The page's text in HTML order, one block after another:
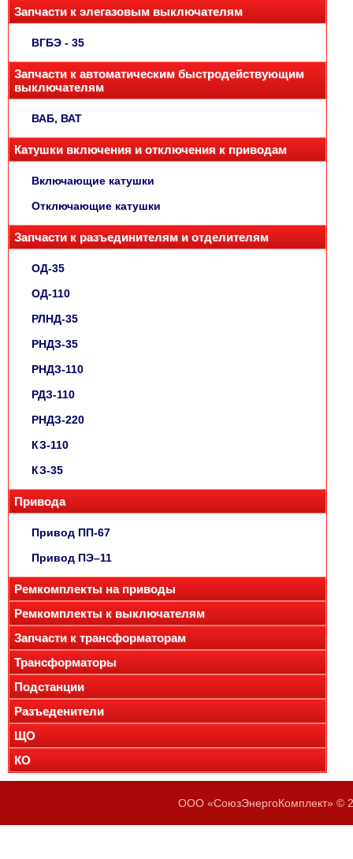
Запчасти к элегазовым выключателям
ВГБЭ - 35
Запчасти к автоматическим быстродействующим
выключателям
ВАБ, ВАТ
Катушки включения и отключения к приводам
Включающие катушки
Отключающие катушки
Запчасти к разъединителям и отделителям
ОД-35
ОД-110
РЛНД-35
РНДЗ-35
РНДЗ-110
РДЗ-110
РНДЗ-220
КЗ-110
КЗ-35
Привода
Привод ПП-67
Привод ПЭ–11
Ремкомплекты на приводы
Ремкомплекты к выключателям
Запчасти к трансформаторам
Трансформаторы
Подстанции
Разъеденители
ЩО
КО
ООО «СоюзЭнергоКомплект» ©